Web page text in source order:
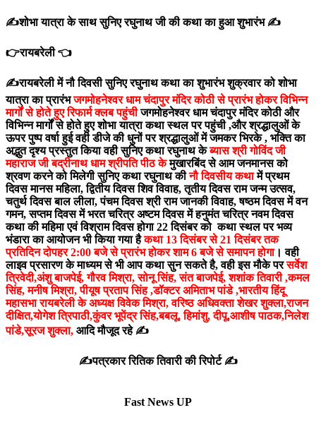
✍️शोभा यात्रा के साथ सुनिए रघुनाथ जी की कथा का हुआ शुभारंभ ✍️
👉रायबरेली 👈
✍️रायबरेली में नौ दिवसी सुनिए रघुनाथ कथा का शुभारंभ शुक्रवार को शोभा
यात्रा का प्रारंभजगमोहनेश्वर धाम चंदापुर मंदिर कोठी से प्रारंभ होकर विभिन्न
मार्गों से होते हुए रिफार्म क्लब पहुंचीजगमोहनेश्वर धाम चंदापुर मंदिर कोठी और
विभिन्न मार्गों से होते हुए शोभा यात्रा कथा स्थल पर पहुंची ,और श्रद्धालुओं के
ऊपर पुष्प वर्षा हुई वही डीजे की धुनों पर श्रद्धालुओं में जमकर भिरके , भक्ति का
अद्भुत दृश्य प्रस्तुत किया वही सुनिए कथा रघुनाथ केब्यास श्री गोविंद जी
महाराज जी बद्रीनाथ धाम श्रीपति पीठ केमुखारबिंद से आम जनमानस को
श्रवण करने को मिलेगी सुनिए कथा रघुनाथ कीनौ दिवसीय कथामेंप्रथम
दिवस मानस महिला, द्वितीय दिवस शिव विवाह, तृतीय दिवस राम जन्म उत्सव,
चतुर्थ दिवस बाल लीला, पंचम दिवस श्री राम जानकी विवाह, षष्ठम दिवस में वन
गमन, सप्तम दिवस में भरत चरित्र अष्टम दिवस में हनुमंत चरित्र नवम दिवस
कथा की महिमा एवं विश्राम दिवस होगा 22 दिसंबर को कथा स्थल पर भव्य
भंडारा का आयोजन भी किया गया हैकथा 13 दिसंबर से 21 दिसंबर तक
प्रतिदिन दोपहर 2:00 बजे से प्रारंभ होकर शाम 6 बजे से समापन होगा। वही
लाइव प्रसारण के माध्यम से भी आप कथा सुन सकते है, वही इस मौके परसर्वेश
त्रिवेदी,अंशु बाजपेई, गौरव मिश्रा, सोनू सिंह, संत बाजपेई, शशांक तिवारी ,कमल
सिंह, मनीष मिश्रा, पीयूष प्रताप सिंह ,डॉक्टर अमिताभ पांडे ,भारतीय हिंदू
महासभा रायबरेली के अध्यक्ष विवेक मिश्रा, वरिष्ठ अधिवक्ता शेखर शुक्ला,राजन
दीक्षित,योगेश त्रिपाठी,कुंवर भूपेंद्र सिंह,बबलू, हिमांशु, दीपू,आशीष पाठक,निलेश
पांडे,सूरज शुक्ला, आदि मौजूद रहे ✍️
✍️पत्रकार रितिक तिवारी की रिपोर्ट ✍️
Fast News UP